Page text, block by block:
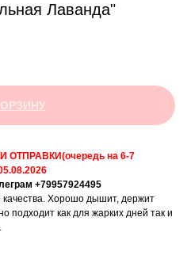
Лаванда"
на 6-7
+79957924495
качества. Хорошо дышит, держит
подходит как для жарких дней так и